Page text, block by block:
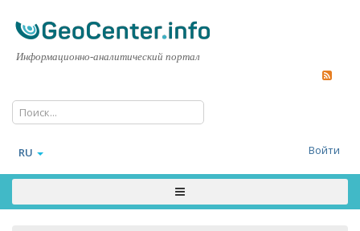
Информационно-аналитический портал
RU Войти